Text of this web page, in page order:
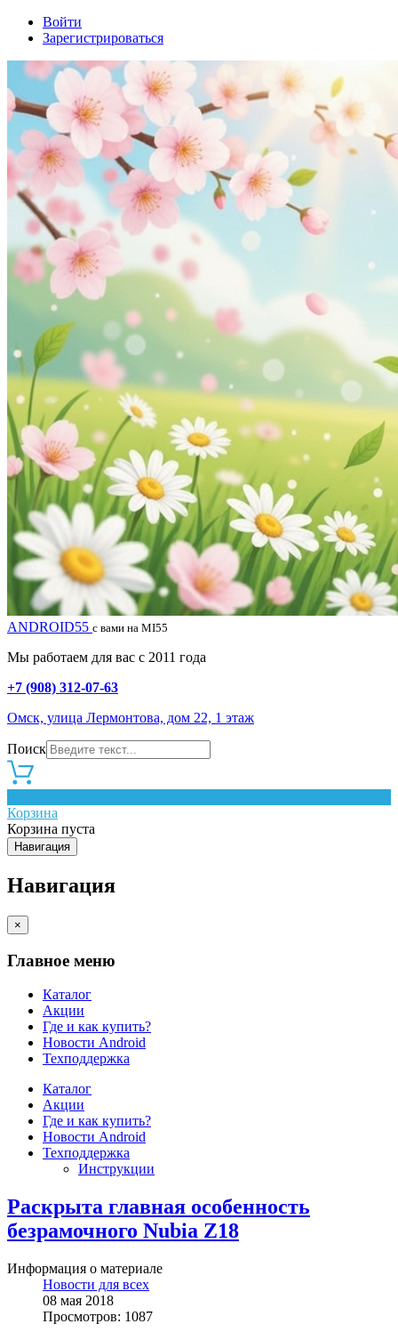
Войти
Зарегистрироваться
ANDROID55 с вами на MI55
Мы работаем для вас с 2011 года
+7 (908) 312-07-63
Омск, улица Лермонтова, дом 22, 1 этаж
Поиск
Корзина
Корзина пуста
Навигация
Навигация
×
Главное меню
Каталог
Акции
Где и как купить?
Новости Android
Техподдержка
Каталог
Акции
Где и как купить?
Новости Android
Техподдержка
Инструкции
Раскрыта главная особенность
безрамочного Nubia Z18
Информация о материале
Новости для всех
08 мая 2018
Просмотров: 1087